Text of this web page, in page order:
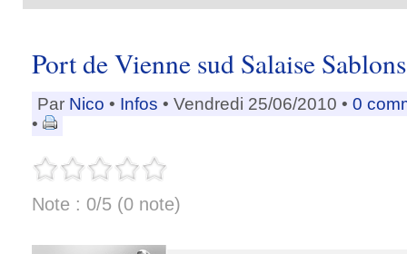
Port de Vienne sud Salaise Sablons
Par Nico • Infos • Vendredi 25/06/2010 • 0
•
Note : 0/5 (0 note)